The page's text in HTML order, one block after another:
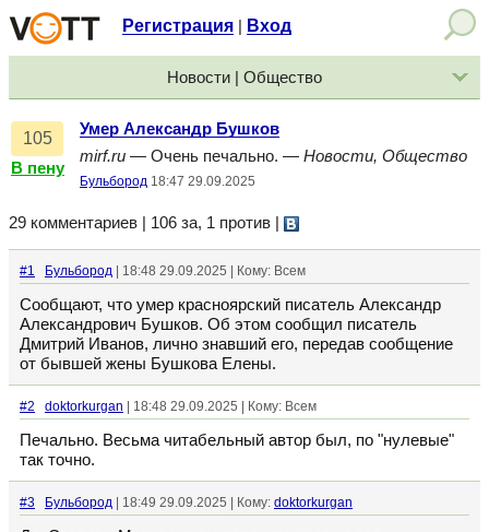
Регистрация Вход
Новости | Общество
105
В пену
Умер Александр Бушков
mirf.ru — Очень печально. — Новости, Общество
Бульбород 18:47 29.09.2025
29 комментариев | 106 за, 1 против
#1 Бульбород | 18:48 29.09.2025 | Кому: Всем
Сообщают, что умер красноярский писатель Александр
Александрович Бушков. Об этом сообщил писатель
Дмитрий Иванов, лично знавший его, передав сообщение
от бывшей жены Бушкова Елены.
#2 doktorkurgan | 18:48 29.09.2025 | Кому: Всем
Печально. Весьма читабельный автор был, по "нулевые"
так точно.
#3 Бульбород | 18:49 29.09.2025 | Кому: doktorkurgan